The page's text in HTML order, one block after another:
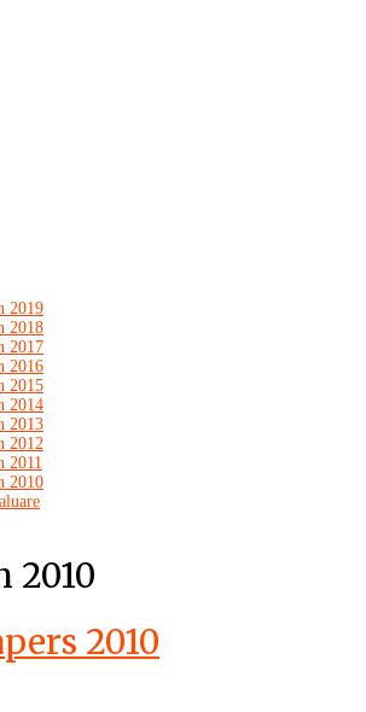
2019
2018
2017
2016
2015
2014
2013
2012
2011
2010
2010
2010